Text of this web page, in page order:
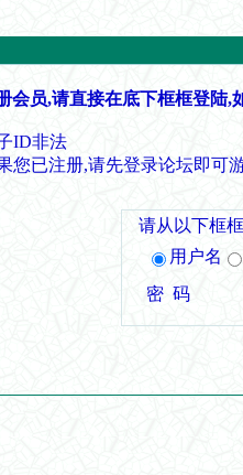
会员,请直接在底下框框登陆,
ID非法
您已注册,请先登录论坛即可
请从以下框
用户名
密 码